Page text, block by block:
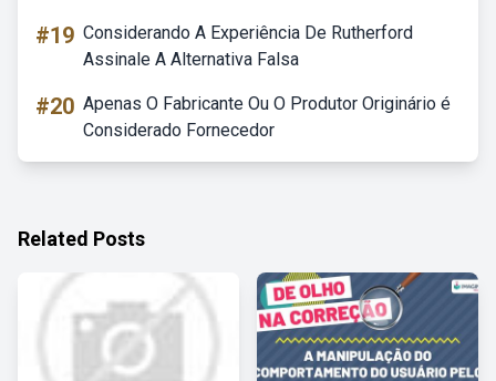
#19 Considerando A Experiência De Rutherford
Assinale A Alternativa Falsa
#20 Apenas O Fabricante Ou O Produtor Originário é
Considerado Fornecedor
Related Posts